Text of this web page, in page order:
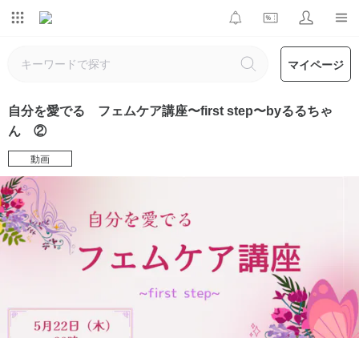
マイページ
自分を愛でる フェムケア講座〜first step〜byるるちゃ
ん ②
動画